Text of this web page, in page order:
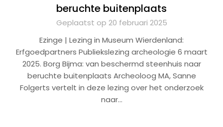
beruchte buitenplaats
Geplaatst op 20 februari 2025
Ezinge | Lezing in Museum Wierdenland:
Erfgoedpartners Publiekslezing archeologie 6 maart
2025. Borg Bijma: van beschermd steenhuis naar
beruchte buitenplaats Archeoloog MA, Sanne
Folgerts vertelt in deze lezing over het onderzoek
naar…